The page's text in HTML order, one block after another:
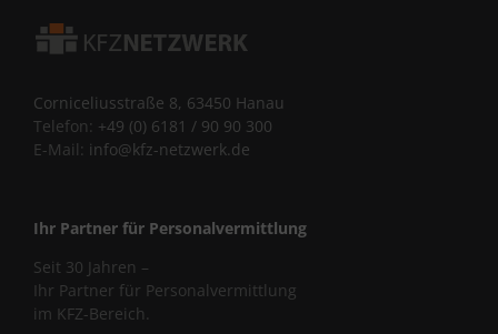
Corniceliusstraße 8, 63450 Hanau
Telefon: +49 (0) 6181 / 90 90 300
E-Mail: info@kfz-netzwerk.de
Ihr Partner für Personalvermittlung
Seit 30 Jahren –
Ihr Partner für Personalvermittlung
im KFZ-Bereich.